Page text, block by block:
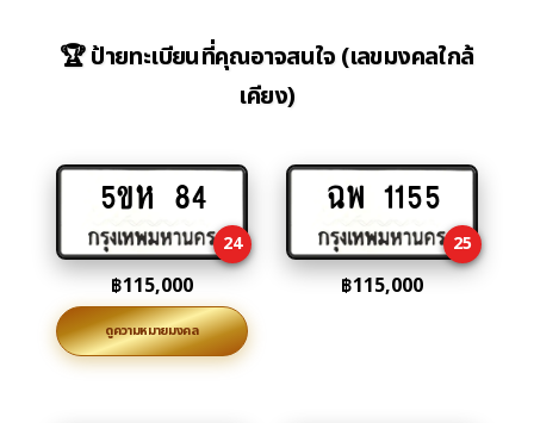
🏆 ป้ายทะเบียนที่คุณอาจสนใจ (เลขมงคลใกล้
เคียง)
Add
cart
5ขห 84
24
฿115,000
ดูความหมายมงคล
Add
cart
ฉพ 1155
25
฿115,000